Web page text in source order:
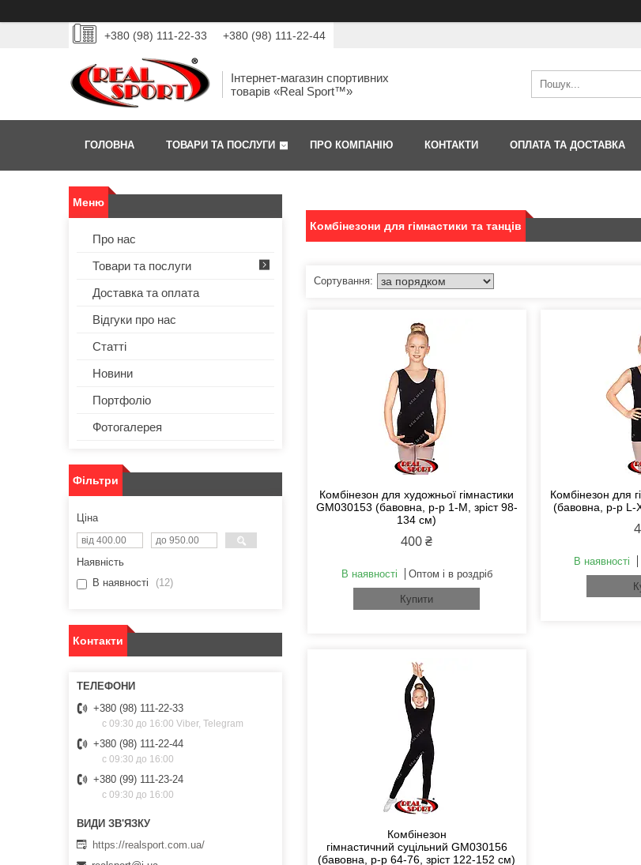
+380 (98) 111-22-33 +380 (98) 111-22-44
Інтернет-магазин спортивних
товарів «Real Sport™»
ГОЛОВНА ТОВАРИ ТА ПОСЛУГИ ПРО КОМПАНІЮ КОНТАКТИ ОПЛАТА ТА ДОСТАВКА
Комбінезони для гімнастики та танців
Комбінезон для художньої гімнастики
GM030153 (бавовна, р-р 1-M, зріст 98-
134 см)
400 ₴
В наявності Оптом і в роздріб
Купити
Комбінезон для
(бавовна, р-р L-
В наявності
Комбінезон
гімнастичний суцільний GM030156
(бавовна, р-р 64-76, зріст 122-152 см)
Про нас
Товари та послуги
Доставка та оплата
Відгуки про нас
Статті
Новини
Портфоліо
Фотогалерея
Фільтри
Ціна
Наявність
В наявності
12
Контакти
+380 (98) 111-22-33
с 09:30 до 16:00 Viber, Telegram
+380 (98) 111-22-44
с 09:30 до 16:00
+380 (99) 111-23-24
с 09:30 до 16:00
https://realsport.com.ua/